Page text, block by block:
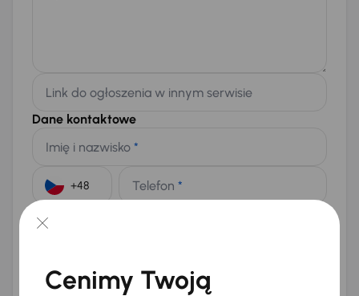
Link do ogłoszenia w innym serwisie
Dane kontaktowe
Imię i nazwisko *
Telefon *
E-mail
Na numer telefonu (opcjonalnie)
Cenimy Twoją